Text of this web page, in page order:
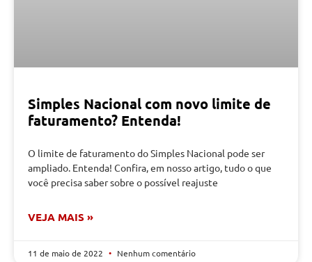
Simples Nacional com novo limite de
faturamento? Entenda!
O limite de faturamento do Simples Nacional pode ser
ampliado. Entenda! Confira, em nosso artigo, tudo o que
você precisa saber sobre o possível reajuste
VEJA MAIS »
11 de maio de 2022 Nenhum comentário